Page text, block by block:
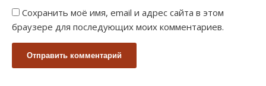
Сохранить моё имя, email и адрес сайта в этом
браузере для последующих моих комментариев.